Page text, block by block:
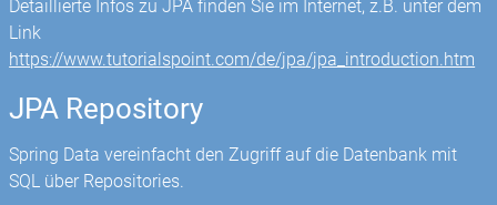
Detaillierte Infos zu JPA finden Sie im Internet, z.B. unter dem
Link
https://www.tutorialspoint.com/de/jpa/jpa_introduction.htm
JPA Repository
Spring Data vereinfacht den Zugriff auf die Datenbank mit
SQL über Repositories.